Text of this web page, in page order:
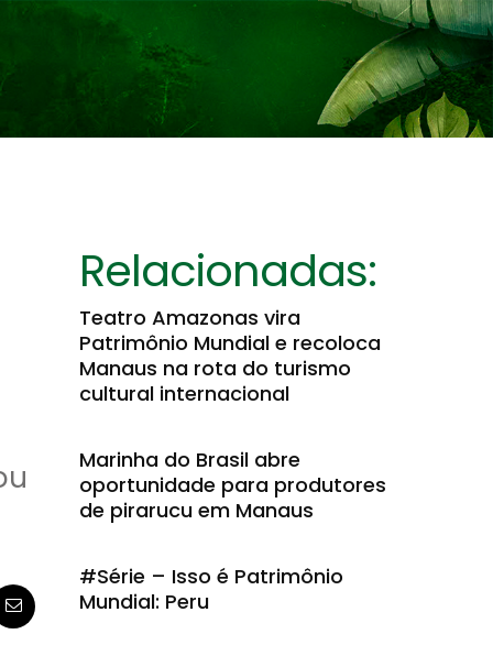
Relacionadas:
Teatro Amazonas vira
Patrimônio Mundial e recoloca
Manaus na rota do turismo
cultural internacional
Marinha do Brasil abre
oportunidade para produtores
de pirarucu em Manaus
#Série – Isso é Patrimônio
Mundial: Peru